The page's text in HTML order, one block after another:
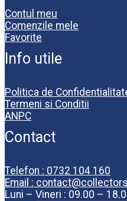
Contul meu
Comenzile mele
Favorite
Info utile
Politica de
Termeni si Conditii
ANPC
Contact
Telefon : 0732 104 160
Email :
Luni – Vineri : 09.00 –